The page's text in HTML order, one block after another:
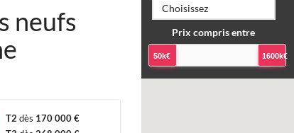
neufs
T2 dès 170 000 €
Prix compris entre
50k€ 1600k€